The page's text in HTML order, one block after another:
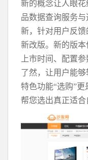
新的概念让人眼
品数据查询服务
新，针对用户反
新改版。新的版本
上市时间、配置
了然，让用户能够
特色功能“选购”更
帮您选出真正适合